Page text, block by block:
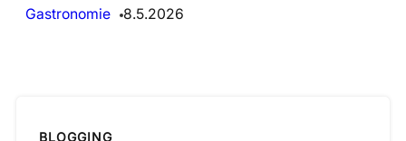
Gastronomie
8.5.2026
BLOGGING